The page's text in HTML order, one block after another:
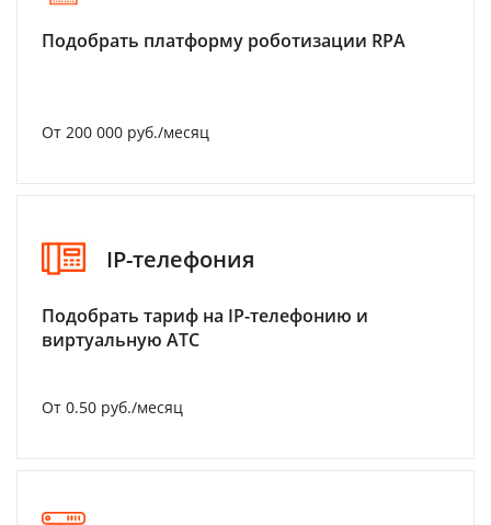
Подобрать платформу роботизации RPA
От 200 000 руб./месяц
IP-телефония
Подобрать тариф на IP-телефонию и
виртуальную АТС
От 0.50 руб./месяц